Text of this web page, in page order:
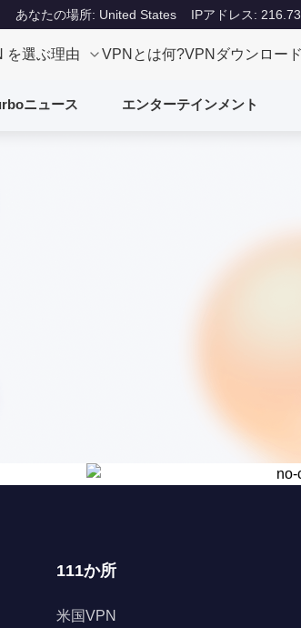
あなたの場所: United States IPアドレス:
を選ぶ理由 VPNとは何?VPNダウンロード
ニュース エンターテインメント
111か所
米国VPN